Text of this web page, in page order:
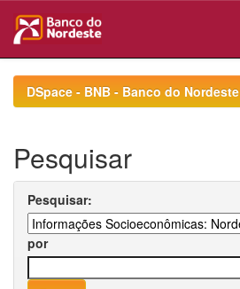
navigationDSpace - BNB - Banco do
Pesquisar
Pesquisar:
por